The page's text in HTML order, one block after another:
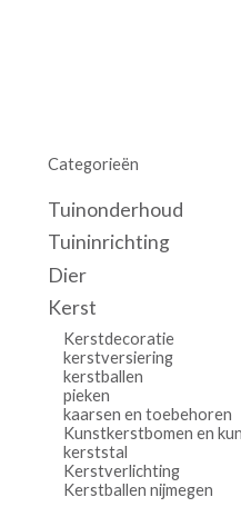
Categorieën
Tuinonderhoud
Tuininrichting
Dier
Kerst
Kerstdecoratie
kerstversiering
kerstballen
pieken
kaarsen en toebehoren
Kunstkerstbomen en
kerststal
Kerstverlichting
Kerstballen nijmegen